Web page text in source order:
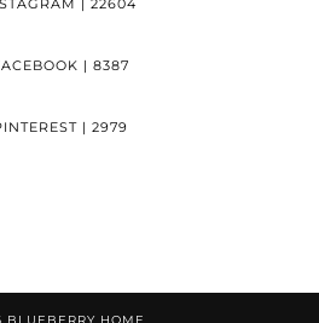
| 22604
| 8387
| 2979